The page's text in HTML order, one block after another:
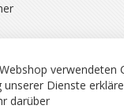
verwendeten
Dienste
darüber